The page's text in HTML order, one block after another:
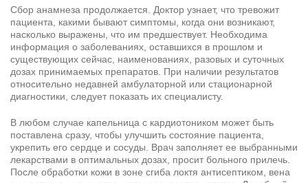
Сбор анамнеза продолжается. Доктор узнает, что тревожит
пациента, какими бывают симптомы, когда они возникают,
насколько выражены, что им предшествует. Необходима
информация о заболеваниях, оставшихся в прошлом и
существующих сейчас, наименованиях, разовых и суточных
дозах принимаемых препаратов. При наличии результатов
относительно недавней амбулаторной или стационарной
диагностики, следует показать их специалисту.
В любом случае капельница с кардиотоником может быть
поставлена сразу, чтобы улучшить состояние пациента,
укрепить его сердце и сосуды. Врач заполняет ее выбранными
лекарствами в оптимальных дозах, просит больного прилечь.
После обработки кожи в зоне сгиба локтя антисептиком, вена